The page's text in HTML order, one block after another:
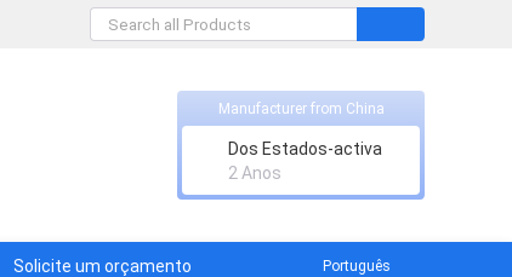
Manufacturer from China
Dos Estados-activa
2 Anos
Solicite um orçamento Português